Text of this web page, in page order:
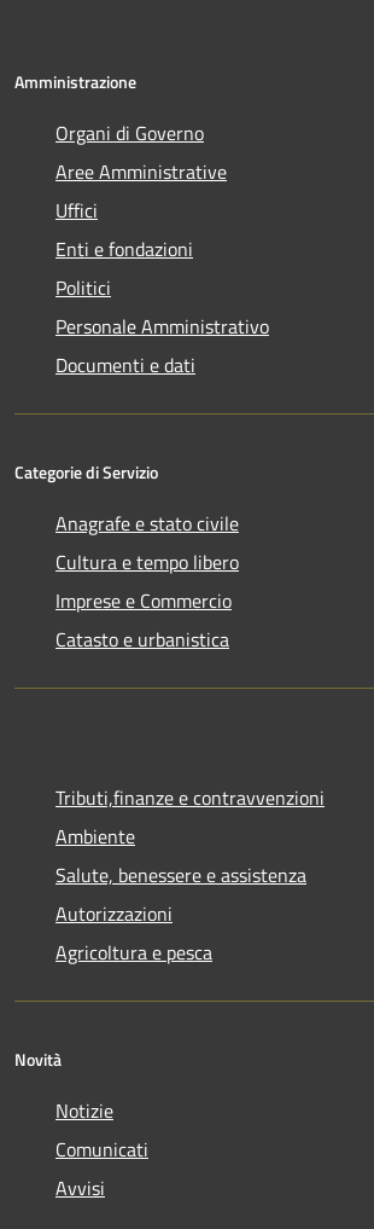
Amministrazione
Organi di Governo
Aree Amministrative
Uffici
Enti e fondazioni
Politici
Personale Amministrativo
Documenti e dati
Categorie di Servizio
Anagrafe e stato civile
Cultura e tempo libero
Imprese e Commercio
Catasto e urbanistica
Tributi,finanze e contravvenzioni
Ambiente
Salute, benessere e assistenza
Autorizzazioni
Agricoltura e pesca
Novità
Notizie
Comunicati
Avvisi